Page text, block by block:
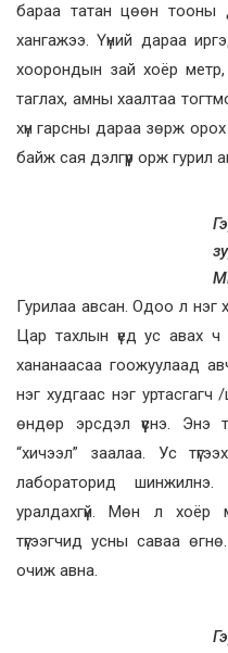
бараа татан цөөн тооны
хангажээ. Үүний дараа
хоорондын зай хоёр
таглах, амны хаалтаа
хүн гарсны дараа зөрж
байж сая дэлгүүр орж гурил
Гурилаа авсан. Одоо л нэг
Цар тахлын үед ус авах ч
хананаасаа гоожуулаад
нэг худгаас нэг
өндөр эрсдэл үүснэ. Энэ
“хичээл” заалаа. Ус
лабораторид
уралдахгүй. Мөн л хоёр
түгээгчид усны саваа
очиж авна.